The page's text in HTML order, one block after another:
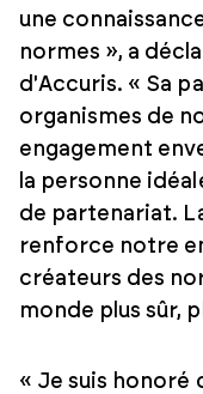
une
normes », a
d'Accuris. « Sa
organismes de
engagement
la personne
de partenariat.
renforce notre
créateurs des
monde plus sûr,
« Je suis honoré